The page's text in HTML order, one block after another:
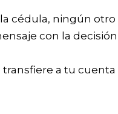
cédula, ningún
con la
transfiere a tu cuenta